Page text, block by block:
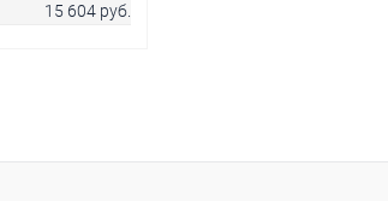
15 604 руб.